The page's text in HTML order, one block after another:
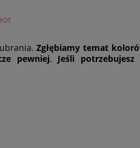
Zgłębiamy temat
pewniej. Jeśli potrzebujesz